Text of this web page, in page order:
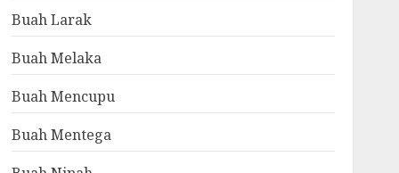
Buah Larak
Buah Melaka
Buah Mencupu
Buah Mentega